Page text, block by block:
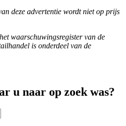
deze advertentie wordt niet op prijs
waarschuwingsregister van de
is onderdeel van de
u naar op zoek was?